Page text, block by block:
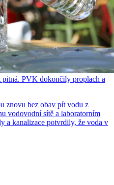
pitná. PVK dokončily proplach a
znovu bez obav pít vodu z
vodovodní sítě a laboratorním
a kanalizace potvrdily, že voda v